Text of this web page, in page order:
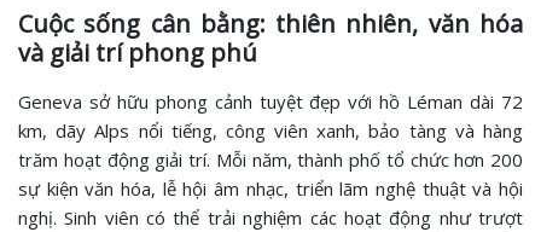
Cuộc sống cân bằng: thiên nhiên, văn hóa
và giải trí phong phú
Geneva sở hữu phong cảnh tuyệt đẹp với hồ Léman dài 72
km, dãy Alps nổi tiếng, công viên xanh, bảo tàng và hàng
trăm hoạt động giải trí. Mỗi năm, thành phố tổ chức hơn 200
sự kiện văn hóa, lễ hội âm nhạc, triển lãm nghệ thuật và hội
nghị. Sinh viên có thể trải nghiệm các hoạt động như trượt